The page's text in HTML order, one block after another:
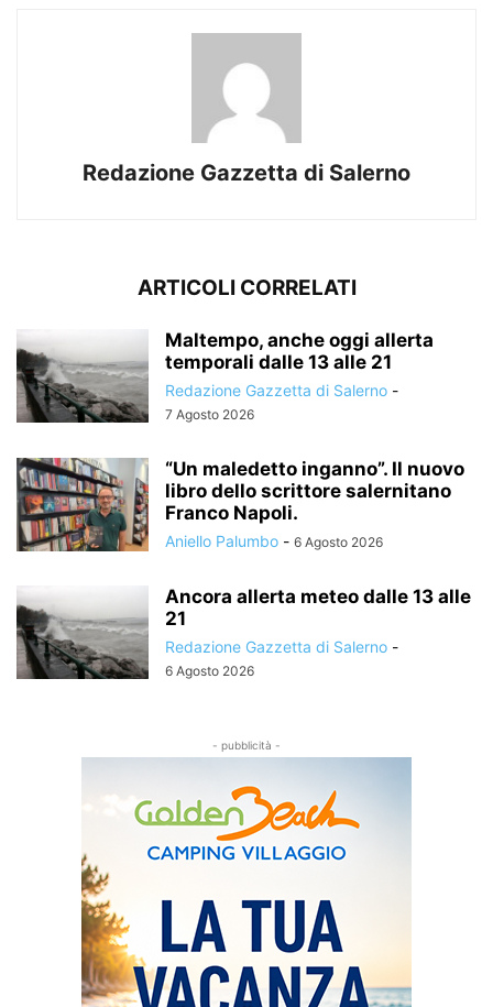
Redazione Gazzetta di Salerno
ARTICOLI CORRELATI
Maltempo, anche oggi allerta
temporali dalle 13 alle 21
Redazione Gazzetta di Salerno -
7 Agosto 2026
“Un maledetto inganno”. Il nuovo
libro dello scrittore salernitano
Franco Napoli.
Aniello Palumbo - 6 Agosto 2026
Ancora allerta meteo dalle 13 alle
21
Redazione Gazzetta di Salerno -
6 Agosto 2026
- pubblicità -